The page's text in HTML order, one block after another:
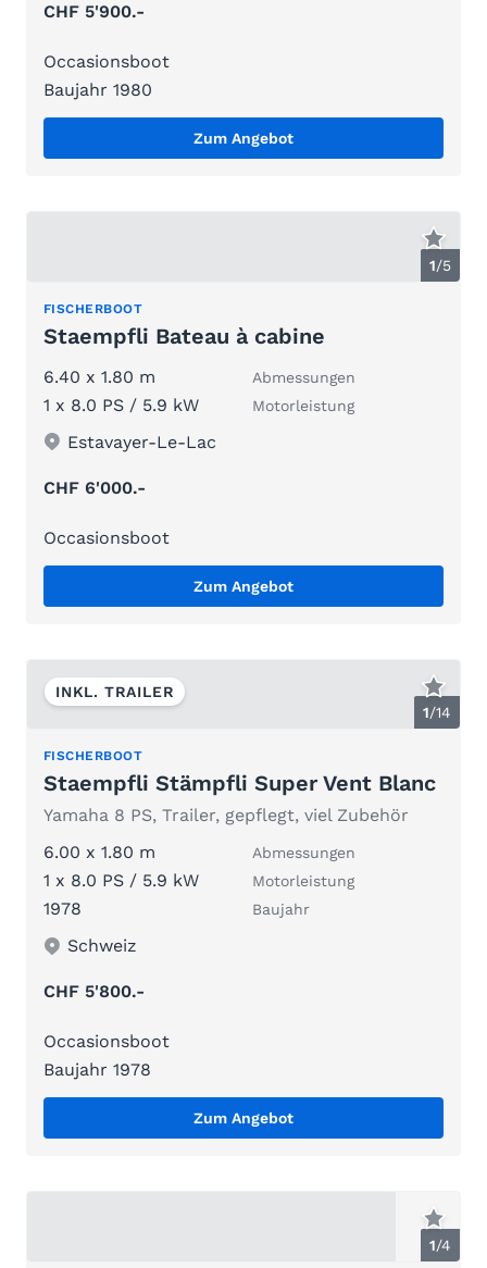
CHF 5'900.-
Occasionsboot
Baujahr 1980
Zum Angebot
1/5
FISCHERBOOT
Staempfli Bateau à cabine
6.40 x 1.80 m Abmessungen
1 x 8.0 PS / 5.9 kW Motorleistung
Estavayer-Le-Lac
CHF 6'000.-
Occasionsboot
Zum Angebot
1/14
INKL. TRAILER
FISCHERBOOT
Staempfli Stämpfli Super Vent Blanc
Yamaha 8 PS, Trailer, gepflegt, viel Zubehör
6.00 x 1.80 m
Abmessungen
1 x 8.0 PS / 5.9 kW Motorleistung
1978 Baujahr
Schweiz
CHF 5'800.-
Occasionsboot
Baujahr 1978
Zum Angebot
1/4